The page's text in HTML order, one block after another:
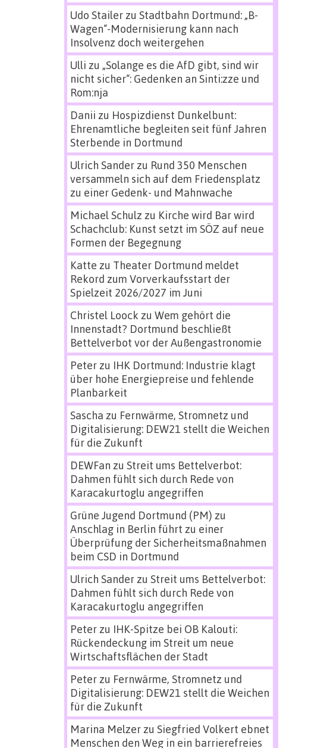
Udo Stailerzu Stadtbahn Dortmund: „B-
Wagen“-Modernisierung kann nach
Insolvenz doch weitergehen
Ulli zu „Solange es die AfD gibt, sind wir
nicht sicher“: Gedenken an Sinti:zze und
Rom:nja
Danii zu Hospizdienst Dunkelbunt:
Ehrenamtliche begleiten seit fünf Jahren
Sterbende in Dortmund
Ulrich Sanderzu Rund 350 Menschen
versammeln sich auf dem Friedensplatz
zu einer Gedenk- und Mahnwache
Michael Schulz zu Kirche wird Bar wird
Schachclub: Kunst setzt im SÖZ auf neue
Formen der Begegnung
Katte zu Theater Dortmund meldet
Rekord zum Vorverkaufsstart der
Spielzeit 2026/2027 im Juni
Christel Loock zu Wem gehört die
Innenstadt? Dortmund beschließt
Bettelverbot vor der Außengastronomie
Peterzu IHK Dortmund: Industrie klagt
über hohe Energiepreise und fehlende
Planbarkeit
Sascha zu Fernwärme, Stromnetz und
Digitalisierung: DEW21 stellt die Weichen
für die Zukunft
DEWFan zu Streit ums Bettelverbot:
Dahmen fühlt sich durch Rede von
Karacakurtoglu angegriffen
Grüne Jugend Dortmund (PM) zu
Anschlag in Berlin führt zu einer
Überprüfung der Sicherheitsmaßnahmen
beim CSD in Dortmund
Ulrich Sanderzu Streit ums Bettelverbot:
Dahmen fühlt sich durch Rede von
Karacakurtoglu angegriffen
Peterzu IHK-Spitze bei OB Kalouti:
Rückendeckung im Streit um neue
Wirtschaftsflächen der Stadt
Peterzu Fernwärme, Stromnetz und
Digitalisierung: DEW21 stellt die Weichen
für die Zukunft
Marina Melzerzu Siegfried Volkert ebnet
Menschen den Weg in ein barrierefreies